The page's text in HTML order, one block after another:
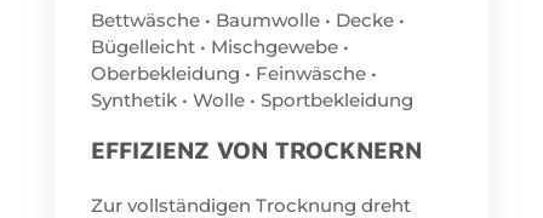
Bettwäsche • Baumwolle • Decke •
Bügelleicht • Mischgewebe •
Oberbekleidung • Feinwäsche •
Synthetik • Wolle • Sportbekleidung
EFFIZIENZ VON TROCKNERN
Zur vollständigen Trocknung dreht